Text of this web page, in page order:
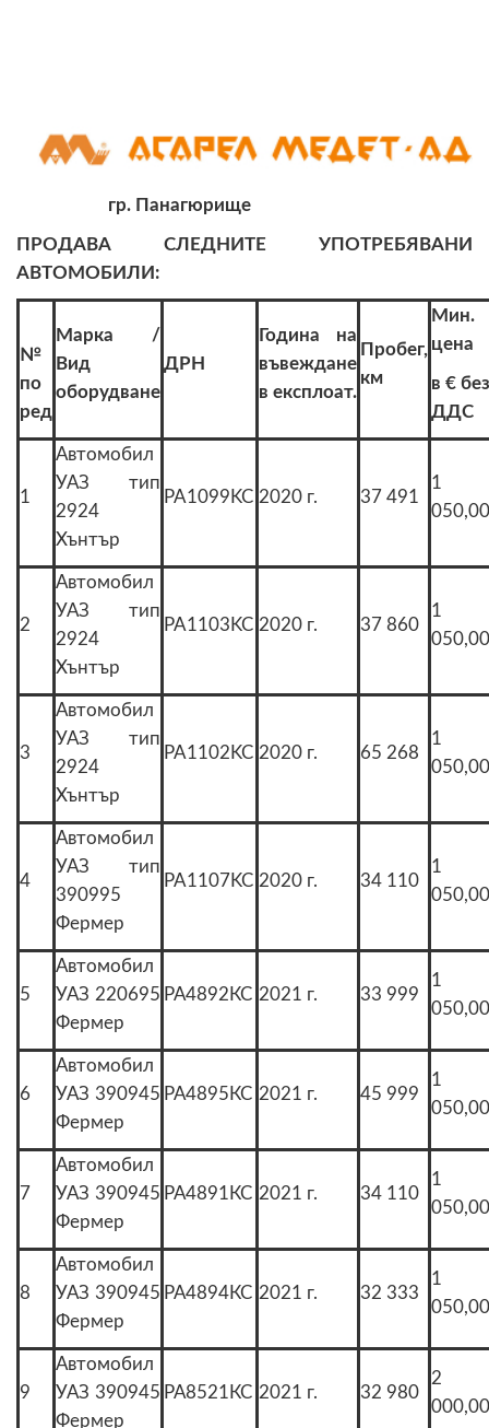
гр. Панагюрище
ПРОДАВА СЛЕДНИТЕ УПОТРЕБЯВАНИ
АВТОМОБИЛИ:
№
по
ред
Марка /
Вид
оборудване
ДРН
Година на
въвеждане
в експлоат.
Пробег,
км
Мин.
цена
в € без
ДДС
1
Автомобил
УАЗ тип
2924
Хънтър
PA1099KC 2020 г. 37 491
1
050,00
2
Автомобил
УАЗ тип
2924
Хънтър
PA1103KC 2020 г. 37 860
1
050,00
3
Автомобил
УАЗ тип
2924
Хънтър
PA1102KC 2020 г. 65 268
1
050,00
4
Автомобил
УАЗ тип
390995
Фермер
PA1107KC 2020 г. 34 110
1
050,00
5
Автомобил
УАЗ 220695
Фермер
РА4892КС 2021 г. 33 999
1
050,00
6
Автомобил
УАЗ 390945
Фермер
РА4895КС 2021 г. 45 999
1
050,00
7
Автомобил
УАЗ 390945
Фермер
РА4891КС 2021 г. 34 110
1
050,00
8
Автомобил
УАЗ 390945
Фермер
РА4894КС 2021 г. 32 333
1
050,00
9
Автомобил
УАЗ 390945
Фермер
РА8521КС 2021 г. 32 980
2
000,00